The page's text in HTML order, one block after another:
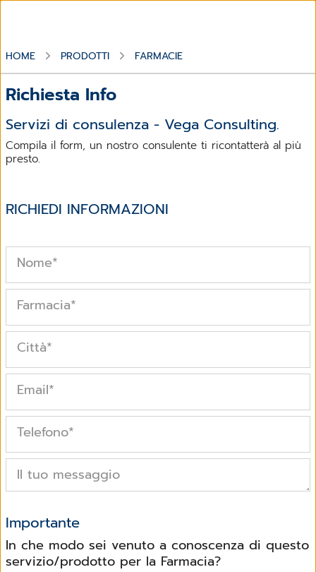
HOME PRODOTTI FARMACIE
Richiesta Info
Servizi di consulenza - Vega Consulting.
Compila il form, un nostro consulente ti ricontatterà al più
presto.
RICHIEDI INFORMAZIONI
Nome*
Farmacia*
Città*
Email*
Telefono*
Il tuo messaggio
Importante
In che modo sei venuto a conoscenza di questo
servizio/prodotto per la Farmacia?